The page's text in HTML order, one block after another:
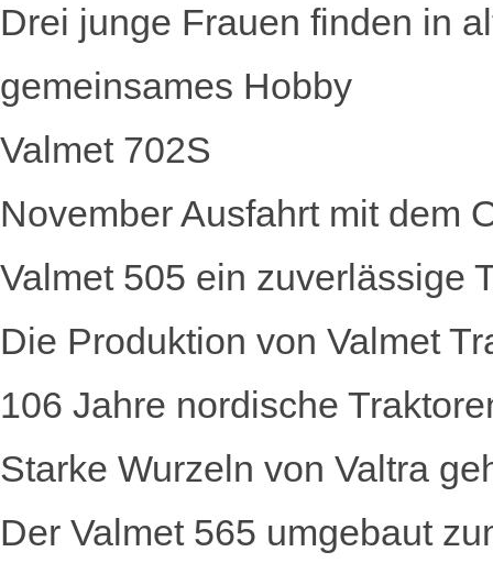
Drei junge Frauen finden in
gemeinsames Hobby
Valmet 702S
November Ausfahrt mit dem
Valmet 505 ein zuverlässige
Die Produktion von Valmet
106 Jahre nordische
Starke Wurzeln von Valtra
Der Valmet 565 umgebaut